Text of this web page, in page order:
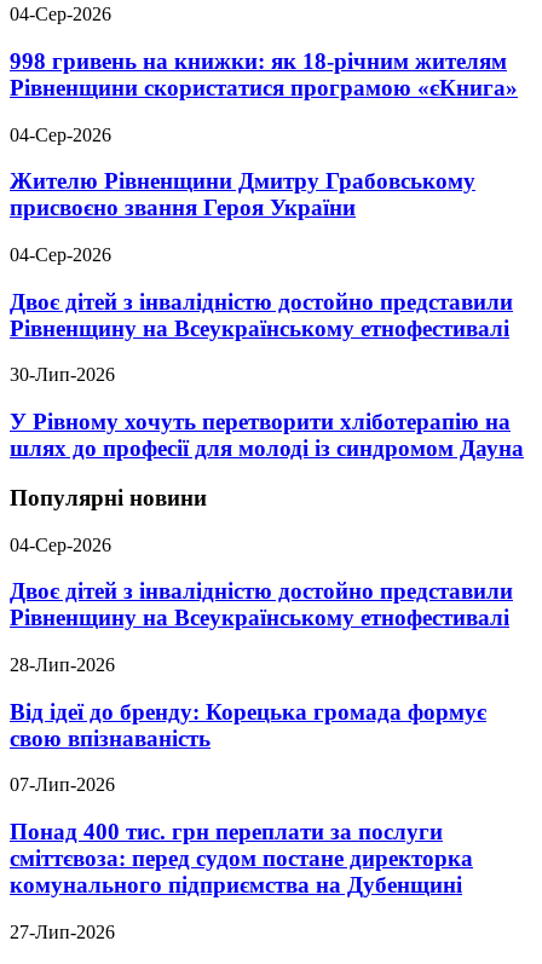
04-Сер-2026
998 гривень на книжки: як 18-річним жителям
Рівненщини скористатися програмою «єКнига»
04-Сер-2026
Жителю Рівненщини Дмитру Грабовському
присвоєно звання Героя України
04-Сер-2026
Двоє дітей з інвалідністю достойно представили
Рівненщину на Всеукраїнському етнофестивалі
30-Лип-2026
У Рівному хочуть перетворити хліботерапію на
шлях до професії для молоді із синдромом Дауна
Популярні новини
04-Сер-2026
Двоє дітей з інвалідністю достойно представили
Рівненщину на Всеукраїнському етнофестивалі
28-Лип-2026
Від ідеї до бренду: Корецька громада формує
свою впізнаваність
07-Лип-2026
Понад 400 тис. грн переплати за послуги
сміттєвоза: перед судом постане директорка
комунального підприємства на Дубенщині
27-Лип-2026